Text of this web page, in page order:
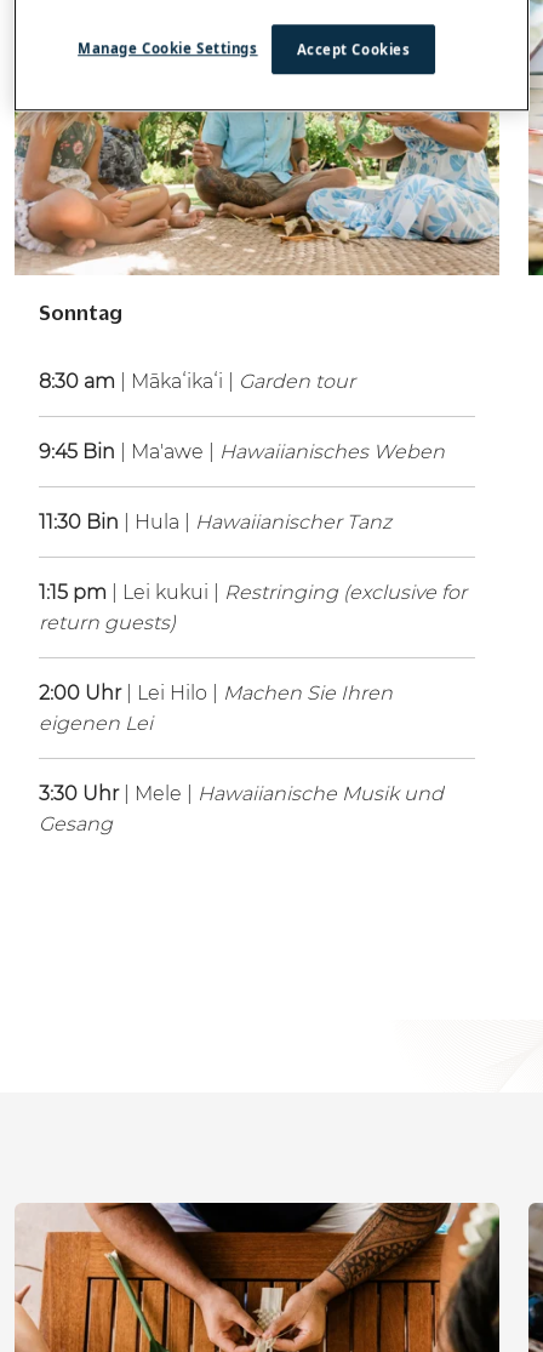
Sonntag
8:30 am | Mākaʻikaʻi | Garden tour
9:45 Bin | Ma'awe | Hawaiianisches Weben
11:30 Bin | Hula | Hawaiianischer Tanz
1:15 pm | Lei kukui |
Restringing (exclusive for
return guests)
2:00 Uhr| Lei Hilo |
Machen Sie Ihren
eigenen Lei
3:30 Uhr| Mele |
Hawaiianische Musik und
Gesang
Accept Cookies
Manage Cookie Settings